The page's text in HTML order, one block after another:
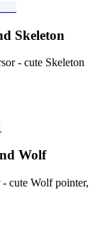
Skeleton
- cute Skeleton
Wolf
cute Wolf pointer,